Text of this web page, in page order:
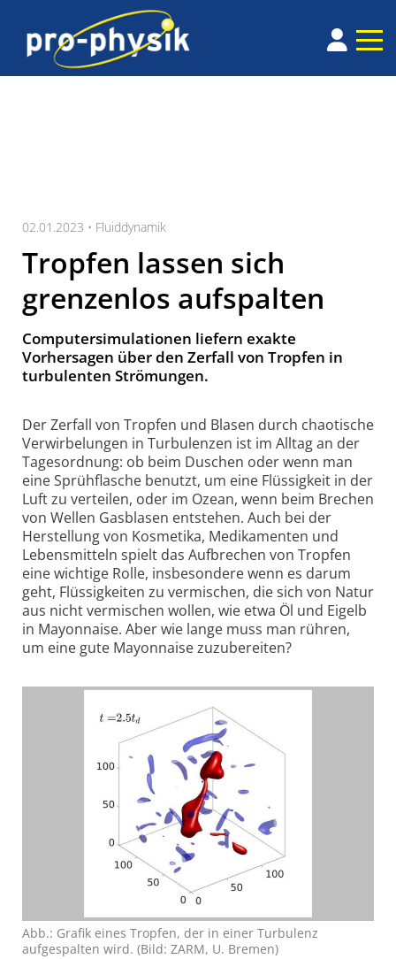
02.01.2023 • Fluiddynamik
Tropfen lassen sich
grenzenlos aufspalten
Computersimulationen liefern exakte
Vorhersagen über den Zerfall von Tropfen in
turbulenten Strömungen.
Der Zerfall von Tropfen und Blasen durch chaotische
Verwirbelungen in Turbulenzen ist im Alltag an der
Tagesordnung: ob beim Duschen oder wenn man
eine Sprühflasche benutzt, um eine Flüssigkeit in der
Luft zu verteilen, oder im Ozean, wenn beim Brechen
von Wellen Gasblasen entstehen. Auch bei der
Herstellung von Kosmetika, Medikamenten und
Lebensmitteln spielt das Aufbrechen von Tropfen
eine wichtige Rolle, insbesondere wenn es darum
geht, Flüssigkeiten zu vermischen, die sich von Natur
aus nicht vermischen wollen, wie etwa Öl und Eigelb
in Mayonnaise. Aber wie lange muss man rühren,
um eine gute Mayonnaise zuzubereiten?
Abb.: Grafik eines Tropfen, der in einer Turbulenz
aufgespalten wird. (Bild: ZARM, U. Bremen)